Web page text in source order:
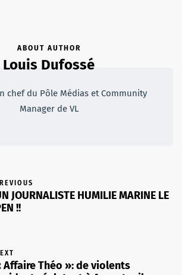
ABOUT AUTHOR
Louis Dufossé
chef du Pôle Médias et Community
Manager de VL
JOURNALISTE HUMILIE MARINE LE
!!
Affaire Théo »: de violents